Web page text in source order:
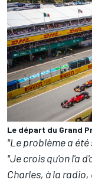
Le départ du Grand
"Le problème a été
"Je crois qu'on l'a
Charles, à la